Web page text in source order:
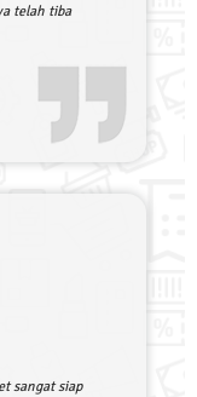
telah tiba
sangat siap